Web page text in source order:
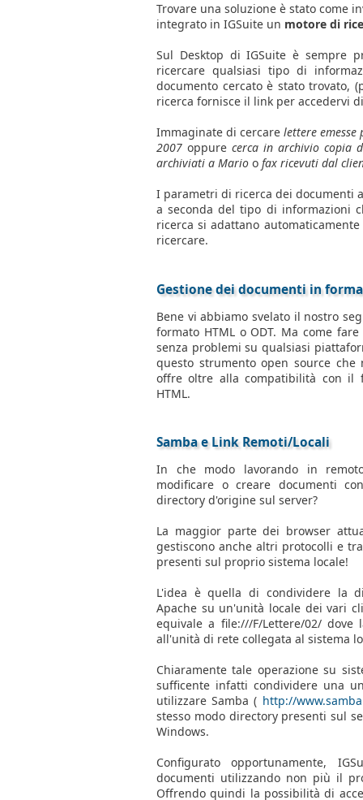
Trovare una soluzione è stato come
integrato in IGSuite un motore di
Sul Desktop di IGSuite è sempre
ricercare qualsiasi tipo di
documento cercato è stato trovato,
ricerca fornisce il link per accedervi
Immaginate di cercarelettere emesse
2007 oppure cerca in archivio copia
archiviati a Mario o fax ricevuti dal
I parametri di ricerca dei documenti
a seconda del tipo di informazioni
ricerca si adattano
ricercare.
Gestione dei documenti in
Bene vi abbiamo svelato il nostro
formato HTML o ODT. Ma come
senza problemi su qualsiasi
questo strumento open source
offre oltre alla compatibilità con il
HTML.
Samba e Link Remoti/Locali
In che modo lavorando in
modificare o creare documenti
directory d'origine sul server?
La maggior parte dei browser
gestiscono anche altri protocolli e
presenti sul proprio sistema locale!
L'idea è quella di condividere la
Apache su un'unità locale dei vari
equivale a file:///F/Lettere/02/
all'unità di rete collegata al sistema
Chiaramente tale operazione su
sufficente infatti condividere una
utilizzare Samba ( http://
stesso modo directory presenti sul
Windows.
Configurato opportunamente,
documenti utilizzando non più il
Offrendo quindi la possibilità di